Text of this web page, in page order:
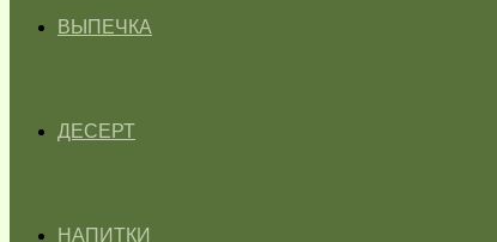
ВЫПЕЧКА
ДЕСЕРТ
НАПИТКИ